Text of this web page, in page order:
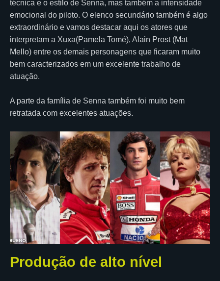
técnica e o estilo de Senna, mas também a intensidade
emocional do piloto. O elenco secundário também é algo
extraordinário e vamos destacar aqui os atores que
interpretam a Xuxa(Pamela Tomé), Alain Prost (Mat
Mello) entre os demais personagens que ficaram muito
bem caracterizados em um excelente trabalho de
atuação.
A parte da família de Senna também foi muito bem
retratada com excelentes atuações.
Produção de alto nível